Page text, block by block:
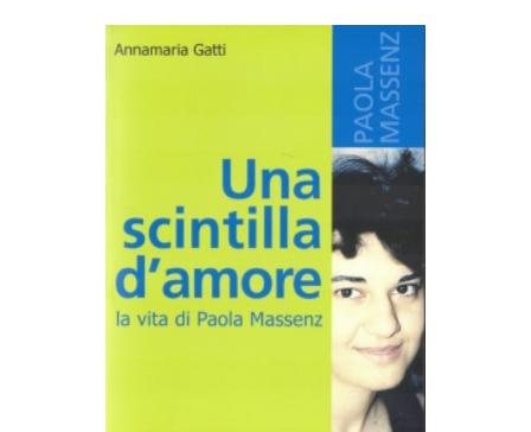
AGGIUNGI AL CARRELLO